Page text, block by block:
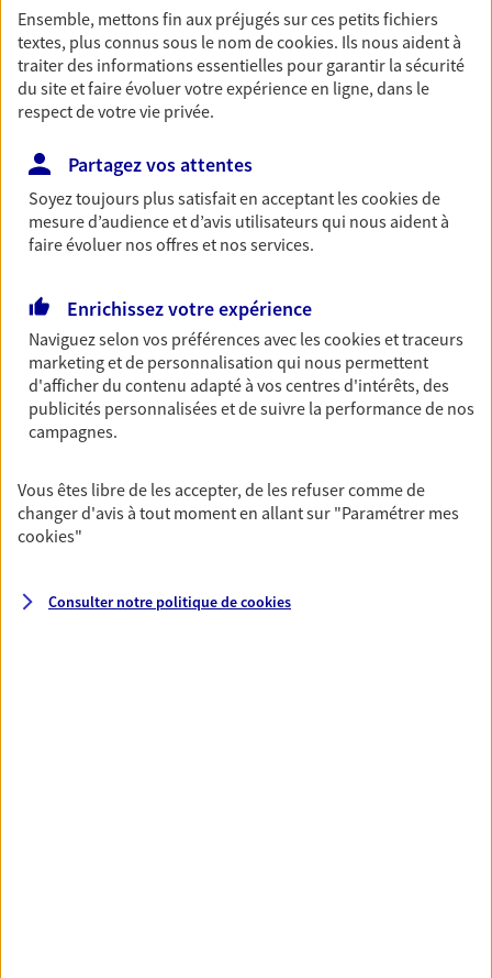
01 47 45 40 33
NOUS CONTACTER
VOIR NOTRE SITE WEB
N° Orias * (orias.fr) : 07007176
Agent général d'assurance exclusif AXA
Prévoyance & Patrimoine
23 Quai Voltaire, 75007 Paris
Horaires : Fermé
Ouvre à 09:00
Ensemble, mettons fin aux préjugés sur ces petits fichiers
textes, plus connus sous le nom decookies. Ils nous aident à
traiter des informations essentielles pour garantir la sécurité
du site et faire évoluer votre expérience en ligne, dans le
respect de votre vie privée.
Partagez vos attentes
Soyez toujours plus satisfait en acceptant lescookiesde
mesure d’audience et d’avis utilisateurs qui nous aident à
faire évoluer nos offres et nos services.
Enrichissez votre expérience
Naviguez selon vos préférences avec lescookies et traceurs
marketing et de personnalisation qui nous permettent
d'afficher du contenu adapté à vos centres d'intérêts, des
publicités personnalisées et de suivre la performance de nos
campagnes.
Vous êtes libre de les accepter, de les refuser comme de
changer d'avis à tout moment en allant sur "Paramétrer mes
cookies"
Consulter notre politique decookies